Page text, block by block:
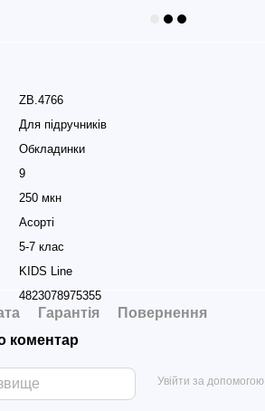
ZB.4766
Для підручників
Обкладинки
9
250 мкн
Асорті
5-7 клас
KIDS Line
4823078975355
Гарантія
Повернення
коментар
Увійти за допомогою